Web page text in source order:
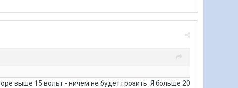
выше 15 вольт - ничем не будет грозить. Я больше 20